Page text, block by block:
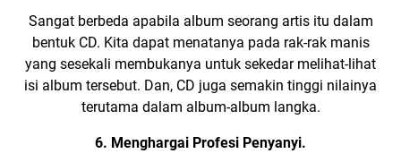
Sangat berbeda apabila album seorang artis itu dalam
bentuk CD. Kita dapat menatanya pada rak-rak manis
yang sesekali membukanya untuk sekedar melihat-lihat
isi album tersebut. Dan, CD juga semakin tinggi nilainya
terutama dalam album-album langka.
6. Menghargai Profesi Penyanyi.